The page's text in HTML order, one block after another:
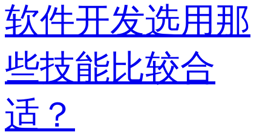
软件开发选用那
些技能比较合
适？